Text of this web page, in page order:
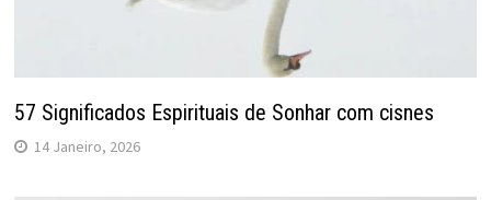
57 Significados Espirituais de Sonhar com cisnes
14 Janeiro, 2026